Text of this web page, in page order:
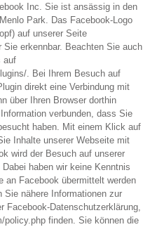
Inc. Sie ist ansässig in den
Park. Das Facebook-Logo
auf unserer Seite
erkennbar. Beachten Sie auch
auf
. Bei Ihrem Besuch auf
direkt eine Verbindung mit
über Ihren Browser dorthin
verbunden, dass Sie
haben. Mit einem Klick auf
Inhalte unserer Webseite mit
wird der Besuch auf unserer
haben wir keine Kenntnis
an Facebook übermittelt werden
nähere Informationen zur
Facebook-Datenschutzerklärung,
finden. Sie können die